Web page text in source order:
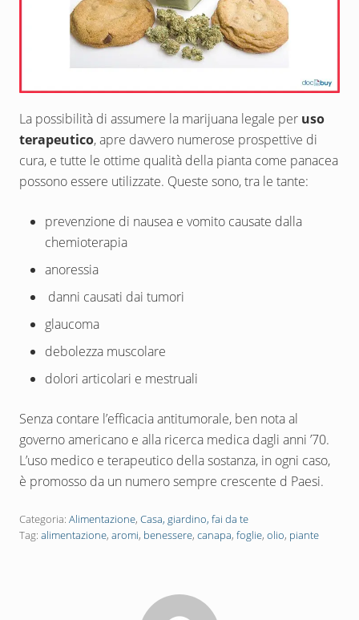
La possibilità di assumere la marijuana legale per uso
terapeutico, apre davvero numerose prospettive di
cura, e tutte le ottime qualità della pianta come panacea
possono essere utilizzate. Queste sono, tra le tante:
prevenzione di nausea e vomito causate dalla
chemioterapia
anoressia
danni causati dai tumori
glaucoma
debolezza muscolare
dolori articolari e mestruali
Senza contare l’efficacia antitumorale, ben nota al
governo americano e alla ricerca medica dagli anni ’70.
L’uso medico e terapeutico della sostanza, in ogni caso,
è promosso da un numero sempre crescente d Paesi.
Categoria: Alimentazione, Casa, giardino, fai da te
Tag: alimentazione, aromi, benessere, canapa, foglie, olio, piante